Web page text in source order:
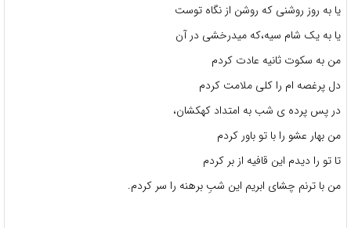
یا به روز روشنی که روشن از نگاه توست
یا به یک شام سیه،که میدرخشی در آن
من به سکوت ثانیه عادت کردم
دل پرغصه ام را کلی ملامت کردم
در پس پرده ی شب به امتداد کهکشان،
من بهار عشو را با تو باور کردم
تا تو را دیدم این قافیه از بر کردم
من با ترنم چشای ابریم این شبِ برهنه را سر کردم.